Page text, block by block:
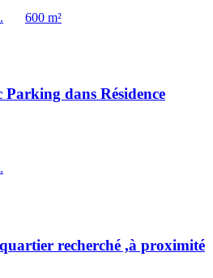
600 m²
dans Résidence
recherché ,à proximité